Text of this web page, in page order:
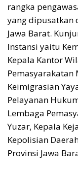
rangka
yang dipusatkan
Jawa Barat.
Instansi yaitu
Kepala Kantor
Pemasyarakatan
Keimigrasian
Pelayanan
Lembaga
Yuzar, Kepala
Kepolisian
Provinsi Jawa